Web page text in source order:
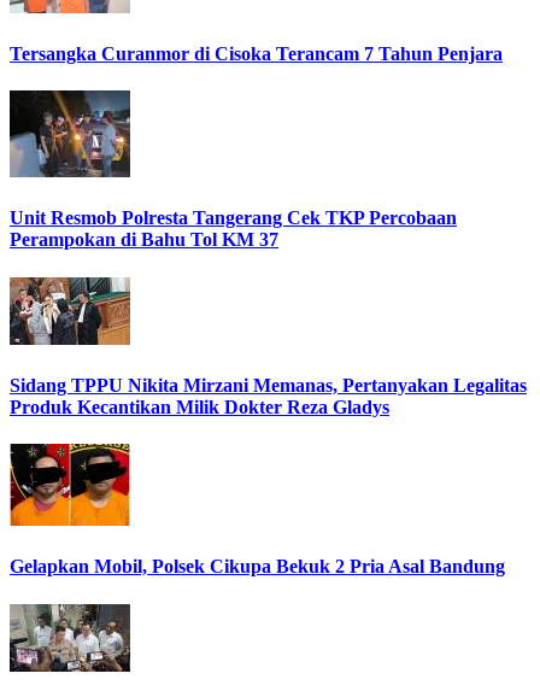
Tersangka Curanmor di Cisoka Terancam 7 Tahun Penjara
Unit Resmob Polresta Tangerang Cek TKP Percobaan
Perampokan di Bahu Tol KM 37
Sidang TPPU Nikita Mirzani Memanas, Pertanyakan Legalitas
Produk Kecantikan Milik Dokter Reza Gladys
Gelapkan Mobil, Polsek Cikupa Bekuk 2 Pria Asal Bandung